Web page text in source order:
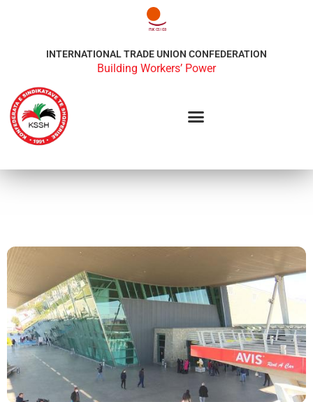
INTERNATIONAL TRADE UNION CONFEDERATION
Building Workers’ Power